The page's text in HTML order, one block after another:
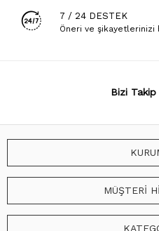
7 / 24 DESTEK
Öneri ve
Bizi Takip
MÜŞTERİ